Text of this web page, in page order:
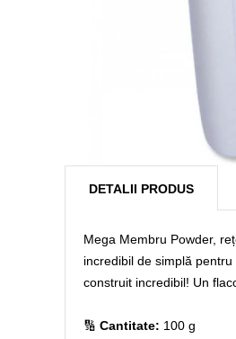
DETALII PRODUS
Mega Membru Powder,
incredibil de simplă
construit incredibil! Un
🔢 Cantitate: 100 g